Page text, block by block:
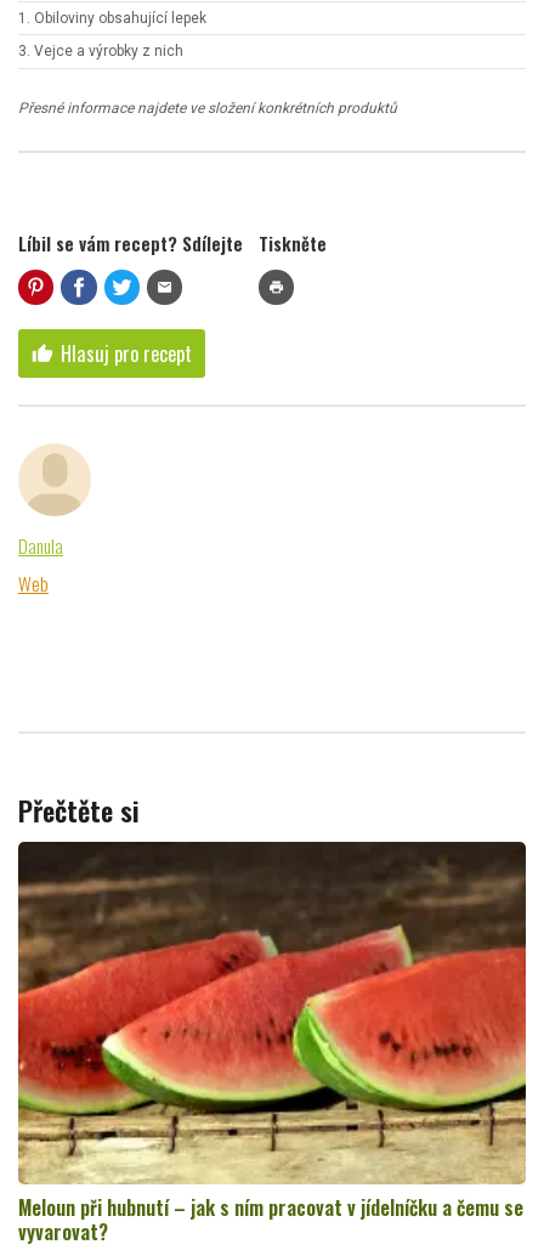
1. Obiloviny obsahující lepek
3. Vejce a výrobky z nich
Přesné informace najdete ve složení konkrétních produktů
Líbil se vám recept? Sdílejte
mail
Tiskněte
print
thumb_up Hlasuj pro recept
Danula
Web
Přečtěte si
Meloun při hubnutí – jak s ním pracovat v jídelníčku a čemu se
vyvarovat?